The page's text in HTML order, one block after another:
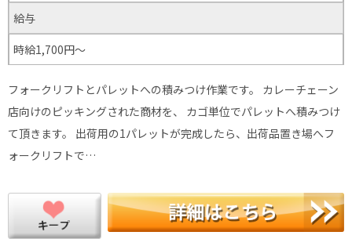
給与
時給1,700円～
フォークリフトとパレットへの積みつけ作業です。 カレーチェーン
店向けのピッキングされた商材を、 カゴ単位でパレットへ積みつけ
て頂きます。 出荷用の1パレットが完成したら、出荷品置き場へフ
ォークリフトで…